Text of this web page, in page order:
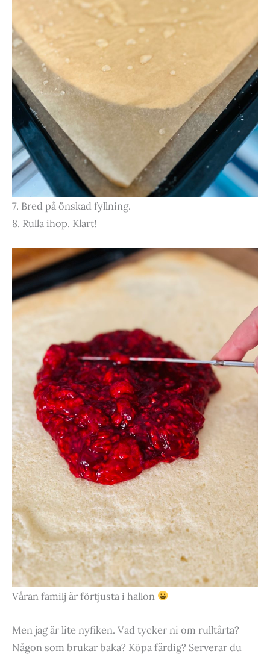
7. Bred på önskad fyllning.
8. Rulla ihop. Klart!
Våran familj är förtjusta i hallon
Men jag är lite nyfiken. Vad tycker ni om rulltårta?
Någon som brukar baka? Köpa färdig? Serverar du